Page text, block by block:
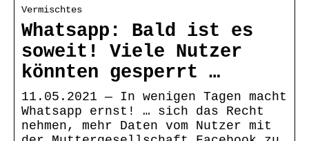
Vermischtes
Whatsapp: Bald ist es
soweit! Viele Nutzer
könnten gesperrt …
11.05.2021 — In wenigen Tagen macht
Whatsapp ernst! … sich das Recht
nehmen, mehr Daten vom Nutzer mit